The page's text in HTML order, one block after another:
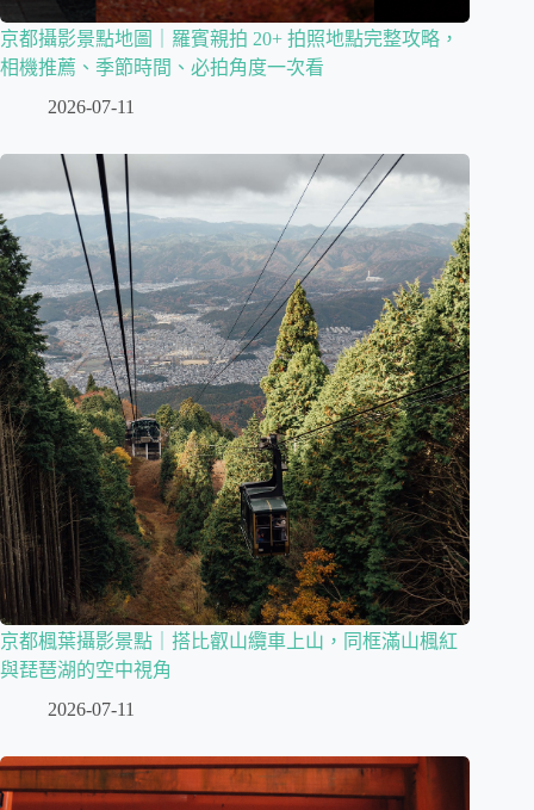
京都攝影景點地圖｜羅賓親拍 20+ 拍照地點完整攻略，
相機推薦、季節時間、必拍角度一次看
2026-07-11
京都楓葉攝影景點｜搭比叡山纜車上山，同框滿山楓紅
與琵琶湖的空中視角
2026-07-11